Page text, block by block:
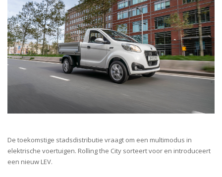
De toekomstige stadsdistributie vraagt om een multimodus in
elektrische voertuigen. Rollingthe City sorteert voor en introduceert
een nieuw LEV.